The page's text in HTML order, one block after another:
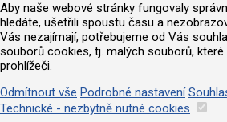
Aby naše webové stránky fungovaly
hledáte, ušetřili spoustu času a
Vás nezajímají, potřebujeme od Vás
souborů cookies, tj. malých souborů, které
prohlížeči.
Odmítnout vše Podrobné nastavení
Technické - nezbytně nutné cookies